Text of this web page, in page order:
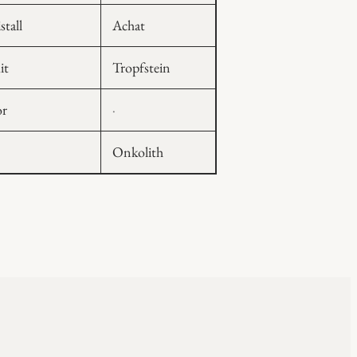
Achat
Tropfstein
Lücke
—
noch
kein
·
Onkolith